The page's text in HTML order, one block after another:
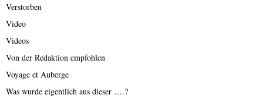
Verstorben
Video
Videos
Von der Redaktion empfohlen
Voyage et Auberge
Was wurde eigentlich aus dieser ….?